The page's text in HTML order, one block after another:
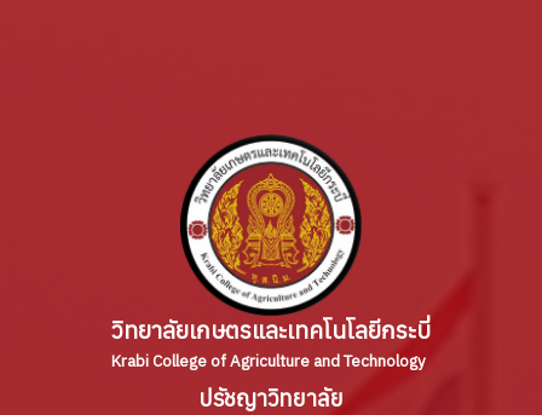
วิทยาลัยเกษตรและเทคโนโลยีกระบี่
Krabi College of Agriculture and Technology
ปรัชญาวิทยาลัย